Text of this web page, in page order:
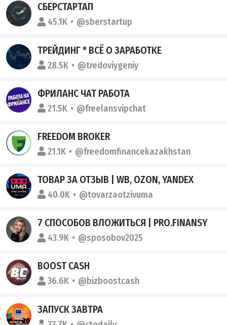
СБЕРСТАРТАП
45.1K @sberstartup
ТРЕЙДИНГ * ВСЁ О ЗАРАБОТКЕ
28.5K @tredoviygeniy
ФРИЛАНС ЧАТ РАБОТА
21.5K @freelansvipchat
FREEDOM BROKER
21.1K @freedomfinancekazakhstan
ТОВАР ЗА ОТЗЫВ | WВ, OZON, YANDEX
40.0K @tovarzaotzivuma
7 СПОСОБОВ ВЛОЖИТЬСЯ | PRO.FINANSY
43.9K @sposobov2025
BOOST CASH
36.6K @bizboostcash
ЗАПУСК ЗАВТРА